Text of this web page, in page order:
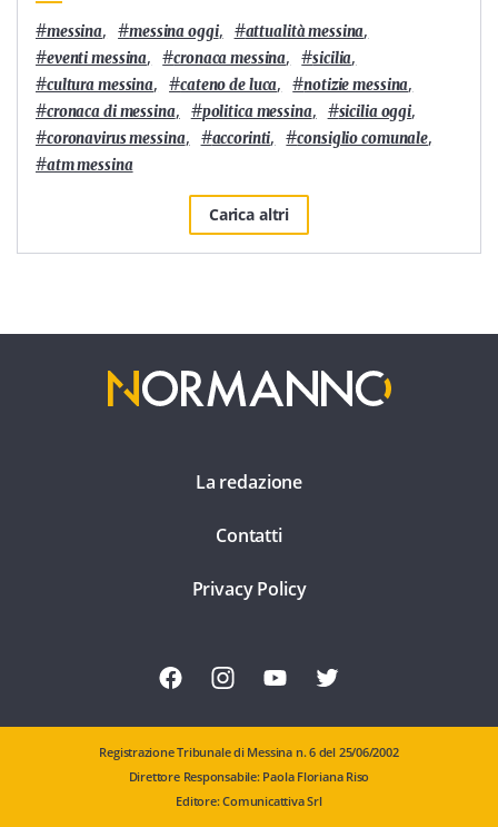
#messina, #messina oggi, #attualità messina,
#eventi messina, #cronaca messina, #sicilia,
#cultura messina, #cateno de luca, #notizie messina,
#cronaca di messina, #politica messina, #sicilia oggi,
#coronavirus messina, #accorinti, #consiglio comunale,
#atm messina
Carica altri
La redazione
Contatti
Privacy Policy
Registrazione Tribunale di Messina n. 6 del 25/06/2002
Direttore Responsabile: Paola Floriana Riso
Editore: Comunicattiva Srl